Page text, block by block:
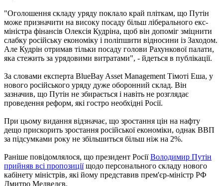
"Оголошення складу уряду поклало край пліткам, що Путін
може призначити на високу посаду більш ліберального екс-
міністра фінансів Олексія Кудріна, щоб він допоміг зміцнити
слабку російську економіку і поліпшити відносини із Заходом.
Але Кудрін отримав тільки посаду голови Рахункової палати,
яка стежить за урядовими витратами", - йдеться в публікації.
За словами експерта BlueBay Asset Management Тімоті Еша, у
нового російського уряду дуже оборонний склад. Він
зазначив, що Путін не збирається і навіть не розглядає
проведення реформ, які гостро необхідні Росії.
При цьому видання відзначає, що зростання цін на нафту
дещо прискорить зростання російської економіки, однак ВВП
за підсумками року не збільшиться більш ніж на 2%.
Раніше повідомлялося, що президент РосіїВолодимир Путін
прийняв всі пропозиціїщодо персонального складу нового
кабінету міністрів, які йому представив прем'єр-міністр РФ
Дмитро Медведєв.